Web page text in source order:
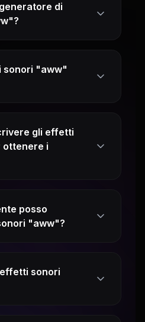
di
sonori "aww"
gli effetti
i
posso
"aww"?
sonori